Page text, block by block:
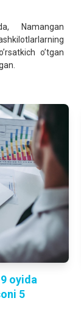
Namangan
oʼtgan
oyida
5